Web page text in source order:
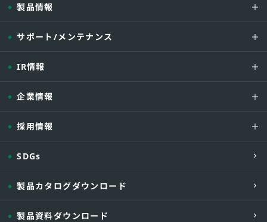
製品情報
サポート/メンテナンス
IR情報
企業情報
採用情報
SDGs
製品カタログダウンロード
製品資料ダウンロード